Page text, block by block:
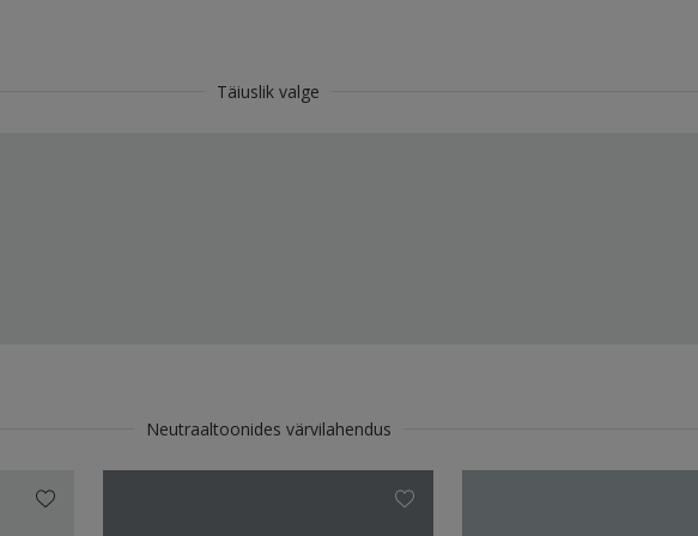
Täiuslik valge
Neutraaltoonides värvilahendus